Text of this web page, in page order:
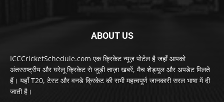
ABOUT US
ICCCricketSchedule.com एक क्रिकेट न्यूज़ पोर्टल है जहाँ आपको
अंतरराष्ट्रीय और घरेलू क्रिकेट से जुड़ी ताज़ा खबरें, मैच शेड्यूल और अपडेट मिलते
हैं। यहाँ T20, टेस्ट और वनडे क्रिकेट की सभी महत्वपूर्ण जानकारी सरल भाषा में दी
जाती है।